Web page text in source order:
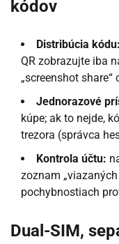
kódov
Distribúcia kódu:
QR zobrazujte iba
„screenshot
Jednorazové
kúpe; ak to nejde,
trezora (správca
Kontrola účtu:
zoznam
pochybnostiach
Dual-SIM,